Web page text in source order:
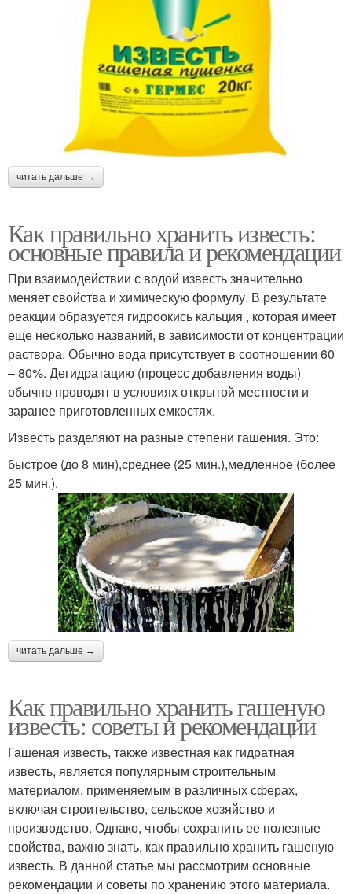
читать дальше →
Как правильно хранить известь:
основные правила и рекомендации
При взаимодействии с водой известь значительно
меняет свойства и химическую формулу. В результате
реакции образуется гидроокись кальция , которая имеет
еще несколько названий, в зависимости от концентрации
раствора. Обычно вода присутствует в соотношении 60
– 80%. Дегидратацию (процесс добавления воды)
обычно проводят в условиях открытой местности и
заранее приготовленных емкостях.
Известь разделяют на разные степени гашения. Это:
быстрое (до 8 мин),среднее (25 мин.),медленное (более
25 мин.).
читать дальше →
Как правильно хранить гашеную
известь: советы и рекомендации
Гашеная известь, также известная как гидратная
известь, является популярным строительным
материалом, применяемым в различных сферах,
включая строительство, сельское хозяйство и
производство. Однако, чтобы сохранить ее полезные
свойства, важно знать, как правильно хранить гашеную
известь. В данной статье мы рассмотрим основные
рекомендации и советы по хранению этого материала.